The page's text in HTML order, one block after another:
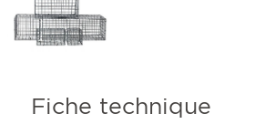
Fiche technique